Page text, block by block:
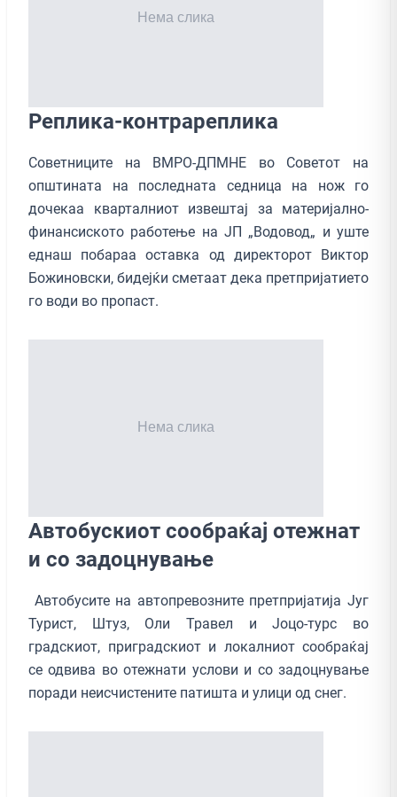
Реплика-контрареплика
Советниците на ВМРО-ДПМНЕ во Советот на
општината на последната седница на нож го
дочекаа кварталниот извештај за материјално-
финансиското работење на ЈП „Водовод„ и уште
еднаш побараа оставка од директорот Виктор
Божиновски, бидејќи сметаат дека претпријатието
го води во пропаст.
Автобускиот сообраќај отежнат
и со задоцнување
Автобусите на автопревозните претпријатија Југ
Турист, Штуз, Оли Травел и Јоцо-турс во
градскиот, приградскиот и локалниот сообраќај
се одвива во отежнати услови и со задоцнување
поради неисчистените патишта и улици од снег.